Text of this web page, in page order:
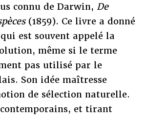
connu de Darwin, De
(1859). Ce livre a donné
est souvent appelé la
même si le terme
pas utilisé par le
Son idée maîtresse
de sélection naturelle.
et tirant